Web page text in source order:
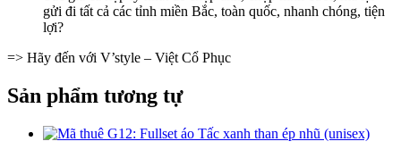
gửi đi tất cả các tỉnh miền Bắc, toàn quốc, nhanh chóng, tiện
lợi?
=> Hãy đến với V’style – Việt Cổ Phục
Sản phẩm tương tự